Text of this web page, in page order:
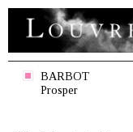
BARBOT
Prosper